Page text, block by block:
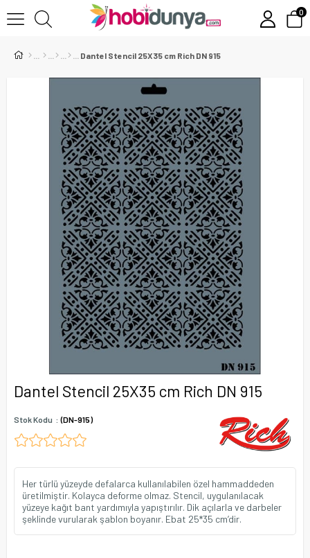
0
Dantel Stencil 25X35 cm Rich DN 915
Dantel Stencil 25X35 cm Rich DN 915
Stok Kodu (DN-915)
Her türlü yüzeyde defalarca kullanılabilen özel hammaddeden
üretilmiştir. Kolayca deforme olmaz. Stencil, uygulanılacak
yüzeye kağıt bant yardımıyla yapıştırılır. Dik açılarla ve darbeler
şeklinde vurularak şablon boyanır. Ebat 25*35 cm’dir.